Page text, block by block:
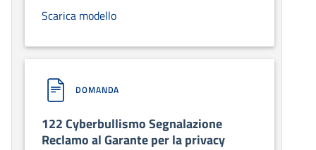
Scarica modello
DOMANDA
122 Cyberbullismo Segnalazione
Reclamo al Garante per la privacy